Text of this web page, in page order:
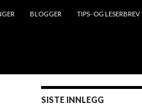
BLOGGER TIPS- OG LESERBREV
SISTE INNLEGG